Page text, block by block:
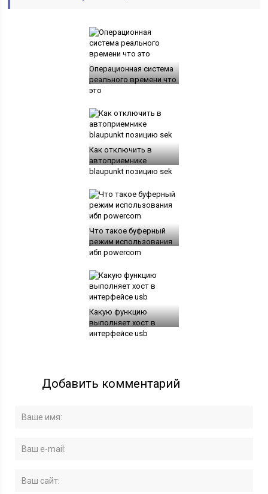
Операционная система
реального времени что
это
Как отключить в
автоприемнике
blaupunkt позицию sek
Что такое буферный
режим использования
ибп powercom
Какую функцию
выполняет хост в
интерфейсе usb
Добавить комментарий